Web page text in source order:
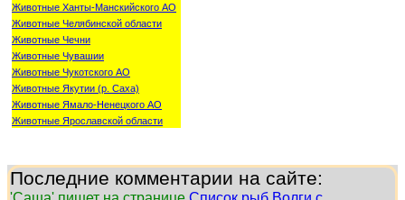
Животные Ханты-Манскийского АО
Животные Челябинской области
Животные Чечни
Животные Чувашии
Животные Чукотского АО
Животные Якутии (р. Саха)
Животные Ямало-Ненецкого АО
Животные Ярославской области
Последние комментарии на сайте: